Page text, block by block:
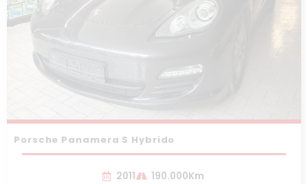
Porsche Panamera S Hybrido
2011
190.000Km